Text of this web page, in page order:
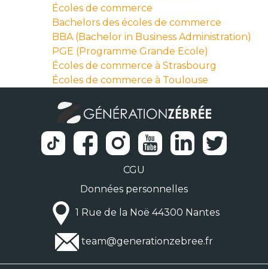
Écoles de commerce
Bachelors des écoles de commerce
BBA (Bachelor in Business Administration)
PGE (Programme Grande Ecole)
Écoles de commerce à Strasbourg
Écoles de commerce à Toulouse
CGU
Données personnelles
1 Rue de la Noë 44300 Nantes
team@generationzebree.fr